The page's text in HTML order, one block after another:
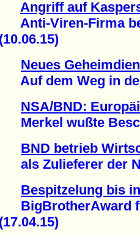
Angriff auf
Anti-Viren-Firma
(10.06.15)
Neues
Auf dem Weg in
NSA/BND:
Merkel wußte
BND betrieb
als Zulieferer der
Bespitzelung bis
BigBrotherAward
(17.04.15)